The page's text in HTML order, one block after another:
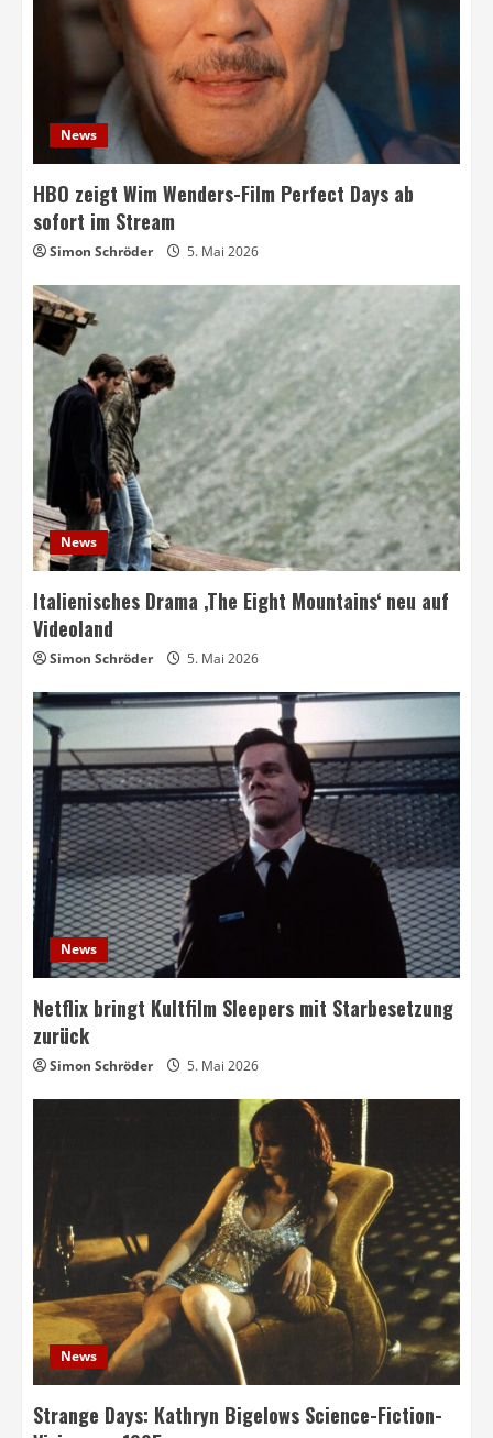
News
HBO zeigt Wim Wenders-Film Perfect Days ab
sofort im Stream
Simon Schröder 5. Mai 2026
News
Italienisches Drama ‚The Eight Mountains‘ neu auf
Videoland
Simon Schröder 5. Mai 2026
News
Netflix bringt Kultfilm Sleepers mit Starbesetzung
zurück
Simon Schröder 5. Mai 2026
News
Strange Days: Kathryn Bigelows Science-Fiction-